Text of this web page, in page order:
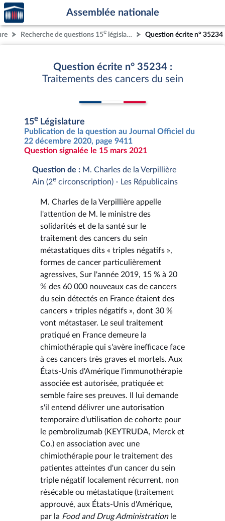
Aller au contenu
Aller en bas de la page
Accèder
à la
page
d'accueil
Assemblée nationale
Recherche de questions 15e législature Question écrite n° 35234
Question écrite n° 35234 :
Traitements des cancers du sein
15e Législature
Publication de la question au Journal Officiel du
22 décembre 2020, page 9411
Question signalée le 15 mars 2021
Question de : M. Charles de la Verpillière
Ain (2e circonscription) - Les Républicains
M. Charles de la Verpillière appelle
l'attention de M. le ministre des
solidarités et de la santé sur le
traitement des cancers du sein
métastatiques dits « triples négatifs »,
formes de cancer particulièrement
agressives, Sur l'année 2019, 15 % à 20
% des 60 000 nouveaux cas de cancers
du sein détectés en France étaient des
cancers « triples négatifs », dont 30 %
vont métastaser. Le seul traitement
pratiqué en France demeure la
chimiothérapie qui s'avère inefficace face
à ces cancers très graves et mortels. Aux
États-Unis d'Amérique l'immunothérapie
associée est autorisée, pratiquée et
semble faire ses preuves. Il lui demande
s'il entend délivrer une autorisation
temporaire d'utilisation de cohorte pour
le pembrolizumab (KEYTRUDA, Merck et
Co.) en association avec une
chimiothérapie pour le traitement des
patientes atteintes d'un cancer du sein
triple négatif localement récurrent, non
résécable ou métastatique (traitement
approuvé, aux États-Unis d'Amérique,
par la Food and Drug Administrationle